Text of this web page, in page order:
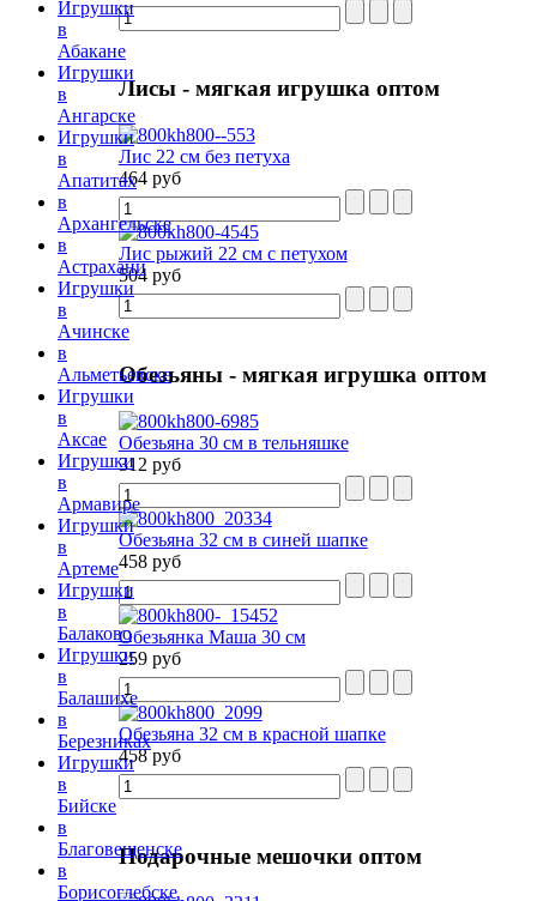
Лисы- мягкая игрушка оптом
Лис 22 см без петуха
464 руб
Лис рыжий 22 см с петухом
504 руб
Обезьяны- мягкая игрушка оптом
Обезьяна 30 см в тельняшке
312 руб
Обезьяна 32 см в синей шапке
458 руб
Обезьянка Маша 30 см
259 руб
Обезьяна 32 см в красной шапке
458 руб
Подарочныемешочки оптом
Игрушки
в
Абакане
Игрушки
в
Ангарске
Игрушки
в
Апатитах
в
Архангельске
в
Астрахани
Игрушки
в
Ачинске
в
Альметьевске
Игрушки
в
Аксае
Игрушки
в
Армавире
Игрушки
в
Артеме
Игрушки
в
Балаково
Игрушки
в
Балашихе
в
Березниках
Игрушки
в
Бийске
в
Благовещенске
в
Борисоглебске